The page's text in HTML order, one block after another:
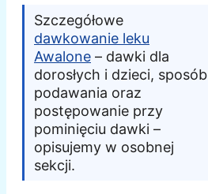
Szczegółowe
dawkowanie leku
Awalone – dawki dla
dorosłych i dzieci, sposób
podawania oraz
postępowanie przy
pominięciu dawki –
opisujemy w osobnej
sekcji.